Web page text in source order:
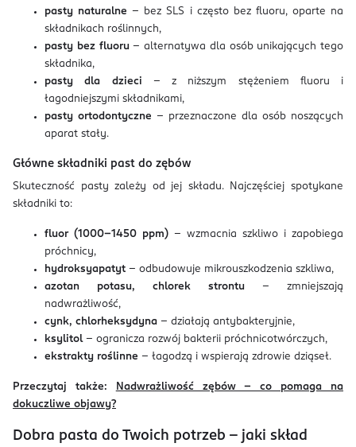
pasty naturalne – bez SLS i często bez fluoru, oparte na
składnikach roślinnych,
pasty bez fluoru– alternatywa dla osób unikających tego
składnika,
pasty dla dzieci – z niższym stężeniem fluoru i
łagodniejszymi składnikami,
pasty ortodontyczne – przeznaczone dla osób noszących
aparat stały.
Główne składniki past do zębów
Skuteczność pasty zależy od jej składu. Najczęściej spotykane
składniki to:
fluor (1000–1450 ppm) – wzmacnia szkliwo i zapobiega
próchnicy,
hydroksyapatyt – odbudowuje mikrouszkodzenia szkliwa,
azotan potasu, chlorek strontu – zmniejszają
nadwrażliwość,
cynk, chlorheksydyna – działają antybakteryjnie,
ksylitol– ogranicza rozwój bakterii próchnicotwórczych,
ekstrakty roślinne – łagodzą i wspierają zdrowie dziąseł.
Przeczytaj także:
Nadwrażliwość zębów – co pomaga na
dokuczliwe objawy?
Dobra pasta do Twoich potrzeb – jaki skład